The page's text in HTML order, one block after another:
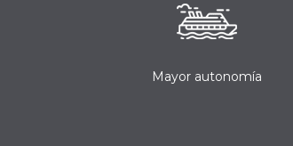
Mayor autonomía